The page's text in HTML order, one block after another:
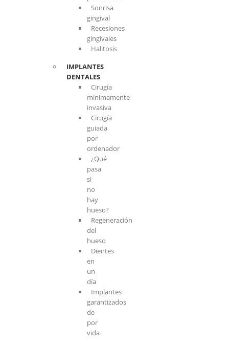
Sonrisa
gingival
Recesiones
gingivales
Halitosis
IMPLANTES
DENTALES
Cirugía
mínimamente
invasiva
Cirugía
guiada
por
ordenador
¿Qué
pasa
si
no
hay
hueso?
Regeneración
del
hueso
Dientes
en
un
día
Implantes
garantizados
de
por
vida